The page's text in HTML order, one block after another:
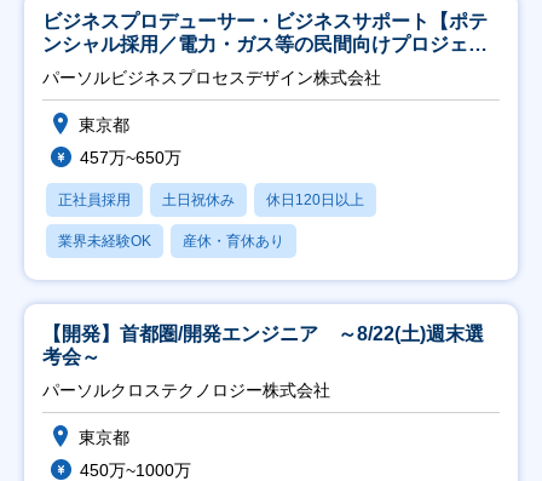
ビジネスプロデューサー・ビジネスサポート【ポテ
ンシャル採用／電力・ガス等の民間向けプロジェク
ト推進】
パーソルビジネスプロセスデザイン株式会社
東京都
457万~650万
正社員採用 土日祝休み 休日120日以上
業界未経験OK 産休・育休あり
【開発】首都圏/開発エンジニア ～8/22(土)週末選
考会～
パーソルクロステクノロジー株式会社
東京都
450万~1000万